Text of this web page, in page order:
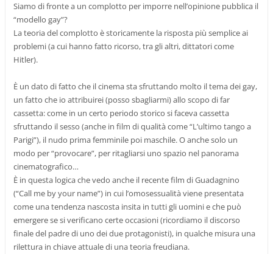
Siamo di fronte a un complotto per imporre nell’opinione pubblica il
“modello gay”?
La teoria del complotto è storicamente la risposta più semplice ai
problemi (a cui hanno fatto ricorso, tra gli altri, dittatori come
Hitler).
È un dato di fatto che il cinema sta sfruttando molto il tema dei gay,
un fatto che io attribuirei (posso sbagliarmi) allo scopo di far
cassetta: come in un certo periodo storico si faceva cassetta
sfruttando il sesso (anche in film di qualità come “L’ultimo tango a
Parigi”), il nudo prima femminile poi maschile. O anche solo un
modo per “provocare”, per ritagliarsi uno spazio nel panorama
cinematografico…
È in questa logica che vedo anche il recente film di Guadagnino
(“Call me by your name”) in cui l’omosessualità viene presentata
come una tendenza nascosta insita in tutti gli uomini e che può
emergere se si verificano certe occasioni (ricordiamo il discorso
finale del padre di uno dei due protagonisti), in qualche misura una
rilettura in chiave attuale di una teoria freudiana.